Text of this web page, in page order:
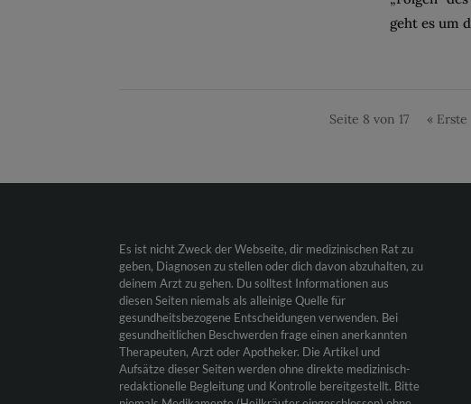
geht es um
Seite 8 von 17 « Erste
Es ist nicht Zweck der Webseite, dir medizinischen Rat zu
geben, Diagnosen zu stellen oder dich davon abzuhalten, zu
deinem Arzt zu gehen. Du solltest Informationen aus
diesen Seiten niemals als alleinige Quelle für
gesundheitsbezogene Entscheidungen verwenden. Bei
gesundheitlichen Beschwerden frage einen anerkannten
Therapeuten, Arzt oder Apotheker. Die Artikel und
Aufsätze dieser Seiten werden ohne direkte medizinisch-
redaktionelle Begleitung und Kontrolle bereitgestellt. Bitte